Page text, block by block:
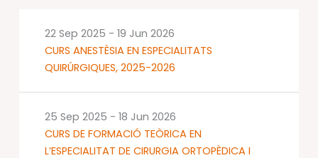
CURS ANESTÈSIA EN ESPECIALITATS
QUIRÚRGIQUES, 2025-2026
22 Sep 2025 - 19 Jun 2026
CURS DE FORMACIÓ TEÒRICA EN
L’ESPECIALITAT DE CIRURGIA ORTOPÈDICA I
25 Sep 2025 - 18 Jun 2026